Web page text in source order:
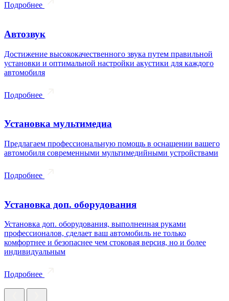
Подробнее
Автозвук
Достижение высококачественного звука путем правильной
установки и оптимальной настройки акустики для каждого
автомобиля
Подробнее
Установка мультимедиа
Предлагаем профессиональную помощь в оснащении вашего
автомобиля современными мультимедийными устройствами
Подробнее
Установка доп. оборудования
Установка доп. оборудования, выполненная руками
профессионалов, сделает ваш автомобиль не только
комфортнее и безопаснее чем стоковая версия, но и более
индивидуальным
Подробнее